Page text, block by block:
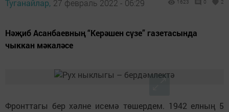
Туганайлар, 27 февраль 2022 - 06:29 1623 0 2
Нәҗиб Асанбаевның “Керәшен сүзе” газетасында
чыккан мәкаләсе
Фронттагы бер хәлне исемә төшердем. 1942 елның 5